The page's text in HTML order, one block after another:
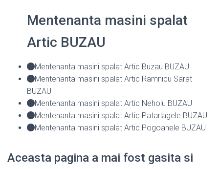
Mentenanta masini spalat
Artic BUZAU
Mentenanta masini spalat Artic Buzau BUZAU
Mentenanta masini spalat Artic Ramnicu Sarat
BUZAU
Mentenanta masini spalat Artic Nehoiu BUZAU
Mentenanta masini spalat Artic Patarlagele BUZAU
Mentenanta masini spalat Artic Pogoanele BUZAU
Aceasta pagina a mai fost gasita si